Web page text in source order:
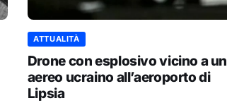
ATTUALITÀ
Drone con esplosivo vicino a un
aereo ucraino all’aeroporto di
Lipsia